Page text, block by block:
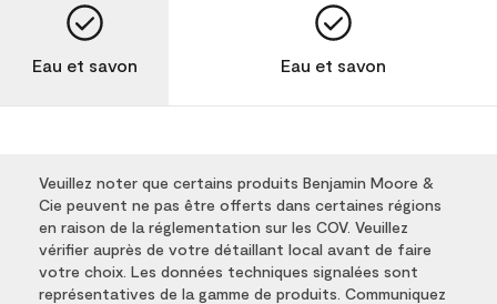
Eau et savon Eau et savon
Veuillez noter que certains produits Benjamin Moore &
Cie peuvent ne pas être offerts dans certaines régions
en raison de la réglementation sur les COV. Veuillez
vérifier auprès de votre détaillant local avant de faire
votre choix. Les données techniques signalées sont
représentatives de la gamme de produits. Communiquez